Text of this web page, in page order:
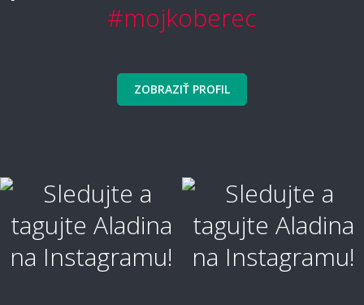
#mojkoberec
ZOBRAZIŤ PROFIL